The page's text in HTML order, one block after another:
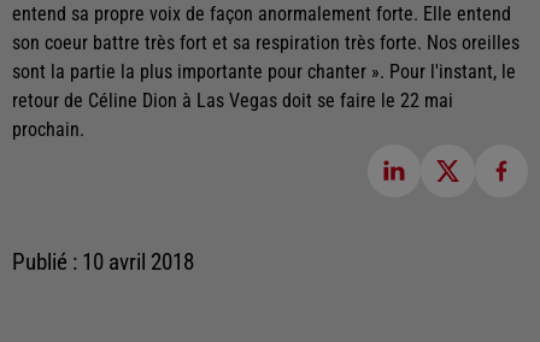
entend sa propre voix de façon anormalement forte. Elle entend
son coeur battre très fort et sa respiration très forte. Nos oreilles
sont la partie la plus importante pour chanter ». Pour l'instant, le
retour de Céline Dion à Las Vegas doit se faire le 22 mai
prochain.
Publié : 10 avril 2018